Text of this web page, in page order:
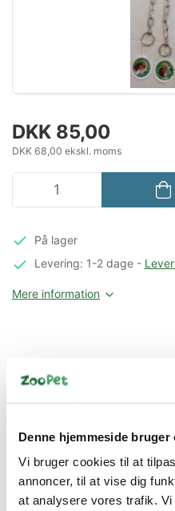
Denne hjemmeside bruger
Vi bruger cookies til at
annoncer, til at vise dig
at analysere vores trafik.
DKK 85,00
DKK 68,00 ekskl. moms
På lager
Levering: 1-2 dage-
Mere information